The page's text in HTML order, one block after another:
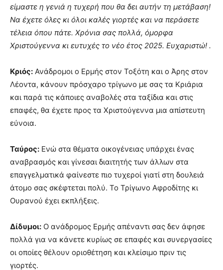
είμαστε η γενιά η τυχερή που θα δει αυτήν τη μετάβαση!
Να έχετε όλες κι όλοι καλές γιορτές και να περάσετε
τέλεια όπου πάτε. Χρόνια σας πολλά, όμορφα
Χριστούγεννα κι ευτυχές το νέο έτος 2025. Ευχαριστώ! .
Κριός: Ανάδρομοι ο Ερμής στον Τοξότη και ο Άρης στον
Λέοντα, κάνουν πρόσχαρο τρίγωνο με σας τα Κριάρια
και παρά τις κάποιες αναβολές στα ταξίδια και στις
επαφές, θα έχετε προς τα Χριστούγεννα μια απίστευτη
εύνοια.
Ταύρος: Ενώ στα θέματα οικογένειας υπάρχει ένας
αναβρασμός και γίνεσαι διαιτητής των άλλων στα
επαγγελματικά φαίνεστε πιο τυχεροί γιατί στη δουλειά
άτομο σας σκέφτεται πολύ. Το Τρίγωνο Αφροδίτης κι
Ουρανού έχει εκπλήξεις.
Δίδυμοι: Ο ανάδρομος Ερμής απέναντι σας δεν άφησε
πολλά για να κάνετε κυρίως σε επαφές και συνεργασίες
οι οποίες θέλουν οριοθέτηση και κλείσιμο πριν τις
γιορτές.